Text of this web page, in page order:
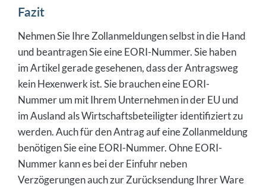
Fazit
Nehmen Sie Ihre Zollanmeldungen selbst in die Hand
und beantragen Sie eine EORI-Nummer. Sie haben
im Artikel gerade gesehenen, dass der Antragsweg
kein Hexenwerk ist. Sie brauchen eine EORI-
Nummer um mit Ihrem Unternehmen in der EU und
im Ausland als Wirtschaftsbeteiligter identifiziert zu
werden. Auch für den Antrag auf eine Zollanmeldung
benötigen Sie eine EORI-Nummer. Ohne EORI-
Nummer kann es bei der Einfuhr neben
Verzögerungen auch zur Zurücksendung Ihrer Ware